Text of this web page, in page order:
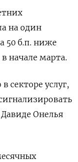
на один
50 б.п. ниже
начале марта.
секторе услуг,
Онелья